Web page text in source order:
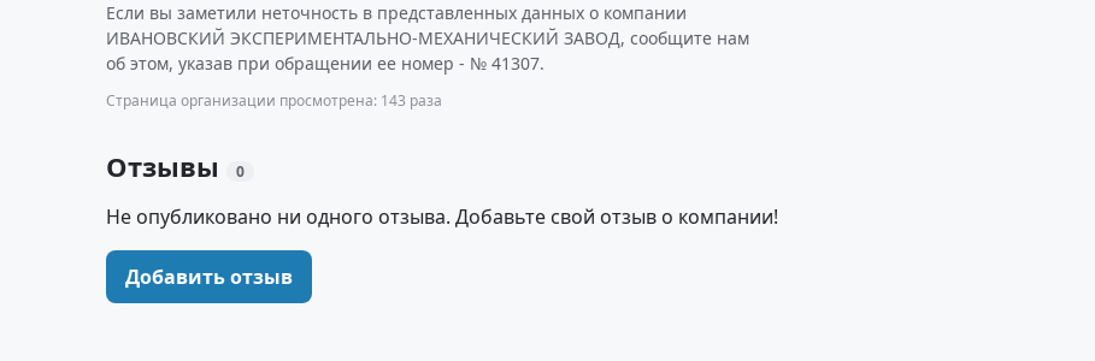
Если вы заметили неточность в представленных данных о компании
ИВАНОВСКИЙ ЭКСПЕРИМЕНТАЛЬНО-МЕХАНИЧЕСКИЙ ЗАВОД, сообщите нам
об этом, указав при обращении ее номер - № 41307.
Страница организации просмотрена: 143 раза
Отзывы 0
Не опубликовано ни одного отзыва. Добавьте свой отзыв о компании!
Добавить отзыв